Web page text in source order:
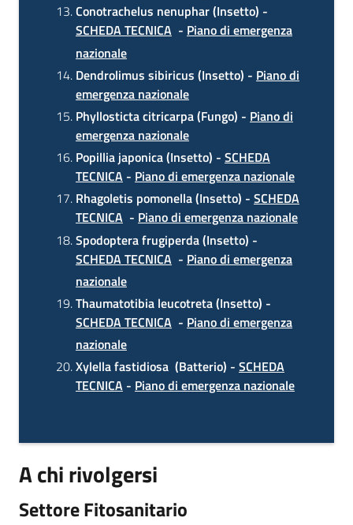
Conotrachelus nenuphar (Insetto) -
SCHEDA TECNICA - Piano di emergenza
nazionale
Dendrolimus sibiricus (Insetto) - Piano di
emergenza nazionale
Phyllosticta citricarpa (Fungo) - Piano di
emergenza nazionale
Popillia japonica (Insetto) - SCHEDA
TECNICA - Piano di emergenza nazionale
Rhagoletis pomonella (Insetto) - SCHEDA
TECNICA - Piano di emergenza nazionale
Spodoptera frugiperda (Insetto) -
SCHEDA TECNICA - Piano di emergenza
nazionale
Thaumatotibia leucotreta (Insetto) -
SCHEDA TECNICA - Piano di emergenza
nazionale
Xylella fastidiosa (Batterio) - SCHEDA
TECNICA - Piano di emergenza nazionale
A chi rivolgersi
Settore Fitosanitario